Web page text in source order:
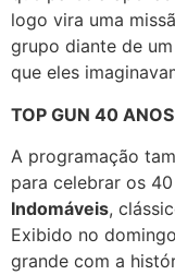
logo vira uma
grupo diante de
que eles
TOP GUN 40 ANOS
A programação
para celebrar os
Indomáveis,
Exibido no
grande com a